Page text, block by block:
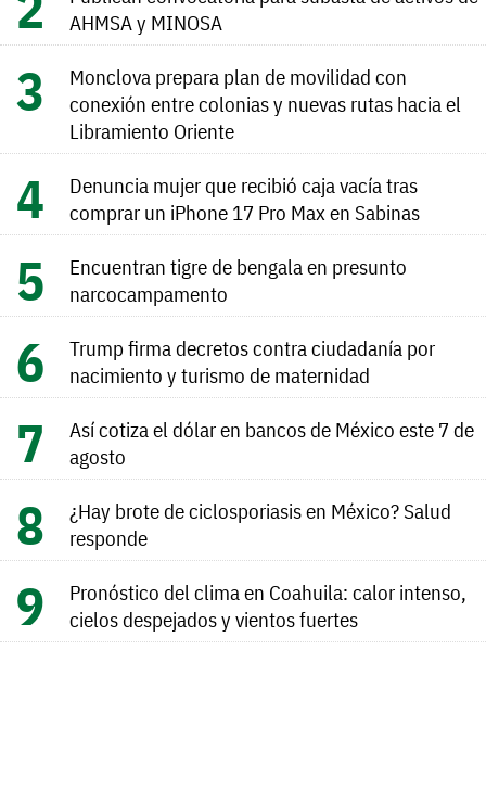
AHMSA y MINOSA
Monclova prepara plan de movilidad con
conexión entre colonias y nuevas rutas hacia el
Libramiento Oriente
Denuncia mujer que recibió caja vacía tras
comprar un iPhone 17 Pro Max en Sabinas
Encuentran tigre de bengala en presunto
narcocampamento
Trump firma decretos contra ciudadanía por
nacimiento y turismo de maternidad
Así cotiza el dólar en bancos de México este 7 de
agosto
¿Hay brote de ciclosporiasis en México? Salud
responde
Pronóstico del clima en Coahuila: calor intenso,
cielos despejados y vientos fuertes